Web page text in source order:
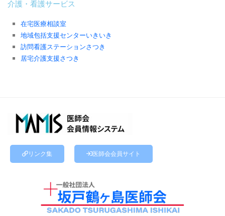
介護・看護サービス
在宅医療相談室
地域包括支援センターいきいき
訪問看護ステーションさつき
居宅介護支援さつき
リンク集 医師会会員サイト